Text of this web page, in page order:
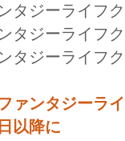
タジーライフ
タジーライフ
タジーライフ
ァンタジーラ
以降に